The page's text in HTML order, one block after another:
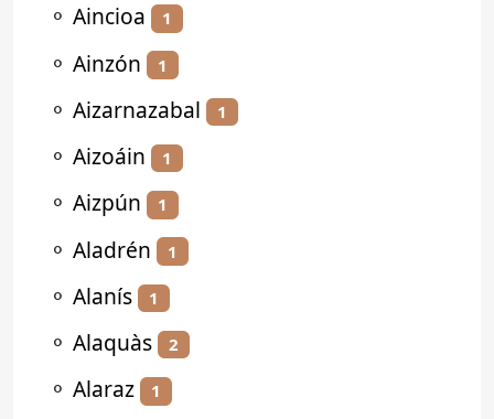
⚬ Aincioa 1
⚬ Ainzón 1
⚬ Aizarnazabal 1
⚬ Aizoáin 1
⚬ Aizpún 1
⚬ Aladrén 1
⚬ Alanís 1
⚬ Alaquàs 2
⚬ Alaraz 1